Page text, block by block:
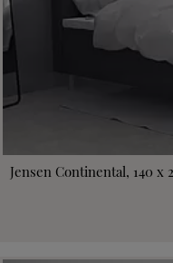
Jensen Continental, 140 x